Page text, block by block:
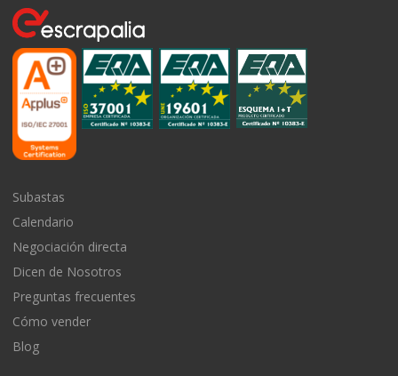
Subastas
Calendario
Negociación directa
Dicen de Nosotros
Preguntas frecuentes
Cómo vender
Blog